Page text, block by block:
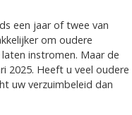
een jaar of twee van
om oudere
instromen. Maar de
2025. Heeft u veel oudere
uw verzuimbeleid dan